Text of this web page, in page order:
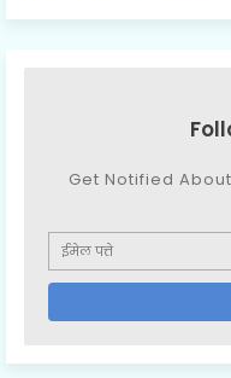
Get Notified